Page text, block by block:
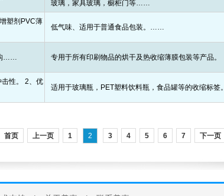
玻璃，家具玻璃，橱柜门等……
塑剂PVC薄
低气味、适用于普通食品包装。……
…… 专用于所有印刷物品的烘干及热收缩薄膜包装等产品。
性。 2、优
适用于玻璃瓶，PET塑料饮料瓶，食品罐等的收缩标签。
首页 上一页 1 2 3 4 5 6 7 下一页